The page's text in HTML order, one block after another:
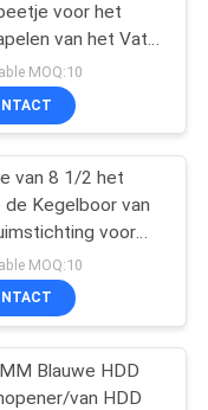
de
voor het
van het Vat
Projectkern
MOQ:10
van 8 1/2 het
de Kegelboor van
voor
Opstapelen
MOQ:10
Blauwe HDD
van HDD